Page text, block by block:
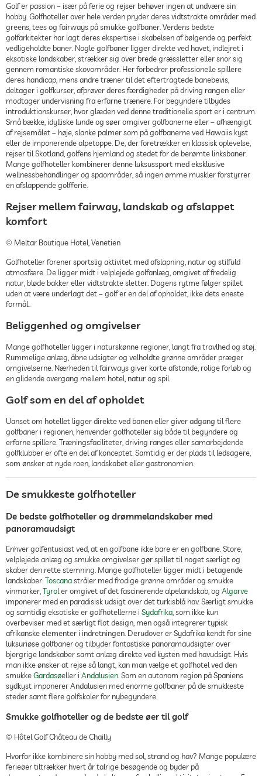
Golf er passion – især på ferie og rejser behøver ingen at undvære sin
hobby. Golfhoteller over hele verden pryder deres vidtstrakte områder med
greens, tees og fairways på smukke golfbaner. Verdens bedste
golfarkitekter har lagt deres ekspertise i skabelsen af bølgende og perfekt
vedligeholdte baner. Nogle golfbaner ligger direkte ved havet, indlejret i
eksotiske landskaber, strækker sig over brede græssletter eller snor sig
gennem romantiske skovområder. Her forbedrer professionelle spillere
deres handicap, mens andre træner til det eftertragtede banebevis,
deltager i golfkurser, afprøver deres færdigheder på driving rangen eller
modtager undervisning fra erfarne trænere. For begyndere tilbydes
introduktionskurser, hvor glæden ved denne traditionelle sport er i centrum.
Små bække, idylliske lunde og søer omgiver golfbanerne eller – afhængigt
af rejsemålet – høje, slanke palmer som på golfbanerne ved Hawaiis kyst
eller de imponerende alpetoppe. De, der foretrækker en klassisk oplevelse,
rejser til Skotland, golfens hjemland og stedet for de berømte linksbaner.
Mange golfhoteller kombinerer denne luksussport med eksklusive
wellnessbehandlinger og spaområder, så ingen ømme muskler forstyrrer
en afslappende golfferie.
Rejser mellem fairway, landskab og afslappet
komfort
© Meltar Boutique Hotel, Venetien
Golfhoteller forener sportslig aktivitet med afslapning, natur og stilfuld
atmosfære. De ligger midt i velplejede golfanlæg, omgivet af fredelig
natur, bløde bakker eller vidtstrakte sletter. Dagens rytme følger spillet
uden at være underlagt det – golf er en del af opholdet, ikke dets eneste
formål..
Beliggenhed og omgivelser
Mange golfhoteller ligger i naturskønne regioner, langt fra travlhed og støj.
Rummelige anlæg, åbne udsigter og velholdte grønne områder præger
omgivelserne. Nærheden til fairways giver korte afstande, rolige forløb og
en glidende overgang mellem hotel, natur og spil.
Golf som en del af opholdet
Uanset om hotellet ligger direkte ved banen eller giver adgang til flere
golfbaner i regionen, henvender golfhoteller sig både til begyndere og
erfarne spillere. Træningsfaciliteter, driving ranges eller samarbejdende
golfklubber er ofte en del af konceptet. Samtidig er der plads til ledsagere,
som ønsker at nyde roen, landskabet eller gastronomien.
De smukkeste golfhoteller
De bedste golfhoteller og drømmelandskaber med
panoramaudsigt
Enhver golfentusiast ved, at en golfbane ikke bare er en golfbane. Store,
velplejede anlæg og smukke omgivelser gør spillet til noget særligt og
skaber den rette stemning. Mange golfhoteller ligger midt i betagende
landskaber:Toscanastråler med frodige grønne områder og smukke
vinmarker, Tyrol er omgivet af det fascinerende alpelandskab, og Algarve
imponerer med en paradisisk udsigt over det turkisblå hav. Særligt smukke
og samtidig eksotiske er golfhotellerne i Sydafrika , som ikke kun
overbeviser med et særligt flot design, men også integrerer typisk
afrikanske elementer i indretningen. Derudover er Sydafrika kendt for sine
luksuriøse golfbaner og tilbyder fantastiske panoramaudsigter over
bjergrige landskaber samt anlæg direkte ved kysten med havudsigt. Hvis
man ikke ønsker at rejse så langt, kan man vælge et golfhotel ved den
smukkeGardasøeller i Andalusien . Som en autonom region på Spaniens
sydkyst imponerer Andalusien med enorme golfbaner på de smukkeste
steder samt flere golfskoler for nybegyndere.
Smukke golfhoteller og de bedste øer til golf
© Hôtel Golf Château de Chailly
Hvorfor ikke kombinere sin hobby med sol, strand og hav? Mange populære
ferieøer tiltrækker hvert år talrige besøgende og byder på